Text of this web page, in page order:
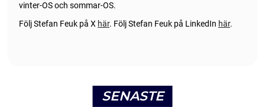
vinter-OS och sommar-OS.
Följ Stefan Feuk på X här. Följ Stefan Feuk på LinkedIn här.
SENASTE